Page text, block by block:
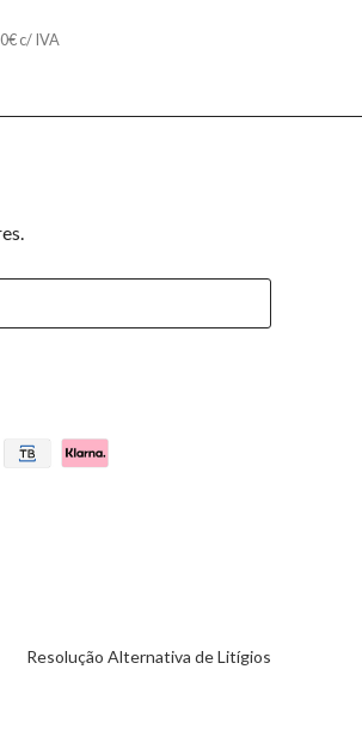
€c/ IVA
Resolução Alternativa de Litígios